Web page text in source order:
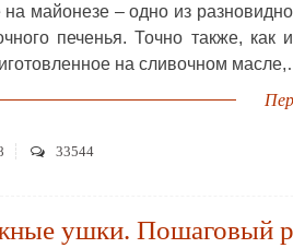
майонезе – одно из
печенья. Точно также, как
на сливочном
33544
ушки. Пошаговый